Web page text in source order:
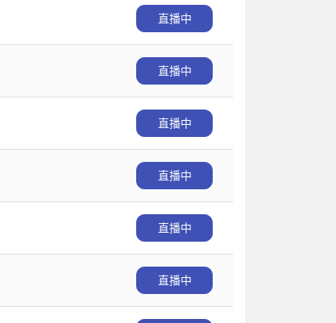
直播中
直播中
直播中
直播中
直播中
直播中